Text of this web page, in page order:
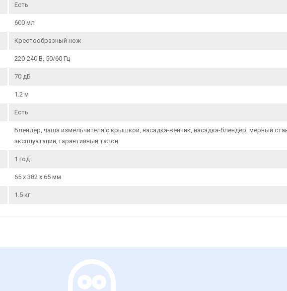
Есть
600 мл
Крестообразный нож
220-240 В, 50/60 Гц
70 дБ
1.2 м
Есть
Блендер, чаша измельчителя с крышкой, насадка-венчик, насадка-блендер, мерный
эксплуатации, гарантийный талон
1 год
65 х 382 х 65 мм
1.5 кг